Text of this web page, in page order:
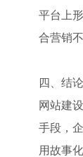
平台上
合营销
四、结论
网站建
手段，
用故事